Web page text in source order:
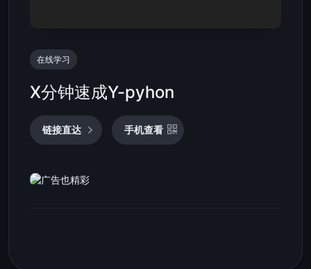
在线学习
X分钟速成Y-pyhon
链接直达 手机查看